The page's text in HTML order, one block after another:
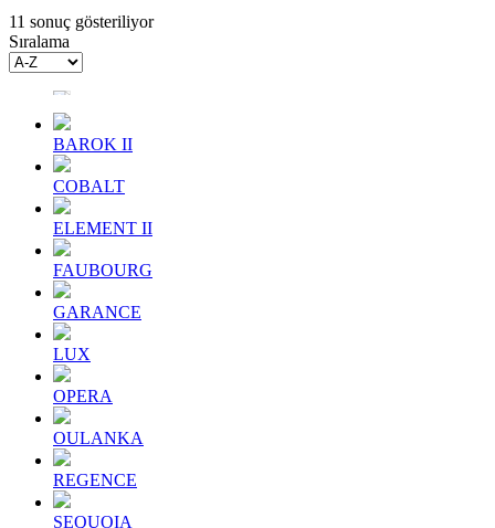
11 sonuç gösteriliyor
Sıralama
BAROK II
COBALT
ELEMENT II
FAUBOURG
GARANCE
LUX
OPERA
OULANKA
REGENCE
SEQUOIA